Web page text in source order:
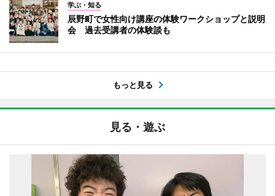
学ぶ・知る
辰野町で女性向け講座の体験ワークショップと説明
会 過去受講者の体験談も
もっと見る
見る・遊ぶ